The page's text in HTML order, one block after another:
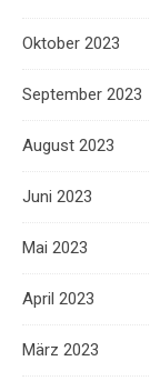
Oktober 2023
September 2023
August 2023
Juni 2023
Mai 2023
April 2023
März 2023